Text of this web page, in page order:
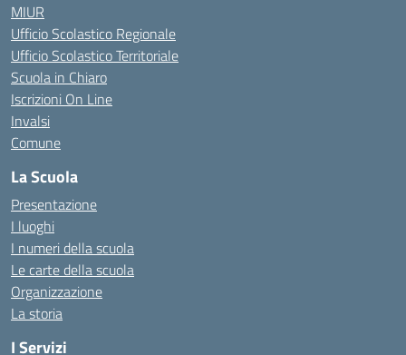
MIUR
Ufficio Scolastico Regionale
Ufficio Scolastico Territoriale
Scuola in Chiaro
Iscrizioni On Line
Invalsi
Comune
La Scuola
Presentazione
I luoghi
I numeri della scuola
Le carte della scuola
Organizzazione
La storia
I Servizi